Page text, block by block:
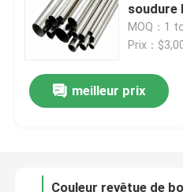
Produits
Vidéos
Visite d'usine
soudure
laminés
MOQ：1
Prix：
meilleur prix